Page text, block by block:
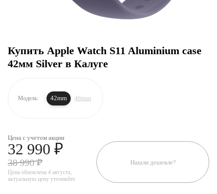
Купить Apple Watch S11 Aluminium case
42мм Silver в Калуге
Модель: 42mm 46mm
Цена с учетом акции
32 990 ₽
38 990 ₽
Цена обновлена 4 августа,
актуальную цену уточняйте
Нашли дешевле?